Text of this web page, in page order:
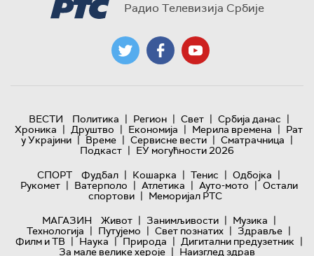
Радио Телевизија Србије
ВЕСТИ Политика | Регион | Свет | Србија данас |
Хроника | Друштво | Економија | Мерила времена | Рат
у Украјини | Време | Сервисне вести | Сматрачница |
Подкаст | ЕУ могућности 2026
СПОРТ
Фудбал | Кошарка | Тенис | Одбојка |
Рукомет | Ватерполо | Атлетика | Ауто-мото | Остали
спортови | Меморијал РТС
МАГАЗИН
Живот | Занимљивости | Музика |
Технологијa | Путујемо | Свет познатих | Здравље |
Филм и ТВ | Наука | Природа | Дигитални предузетник |
За мале велике хероје | Наизглед здрав